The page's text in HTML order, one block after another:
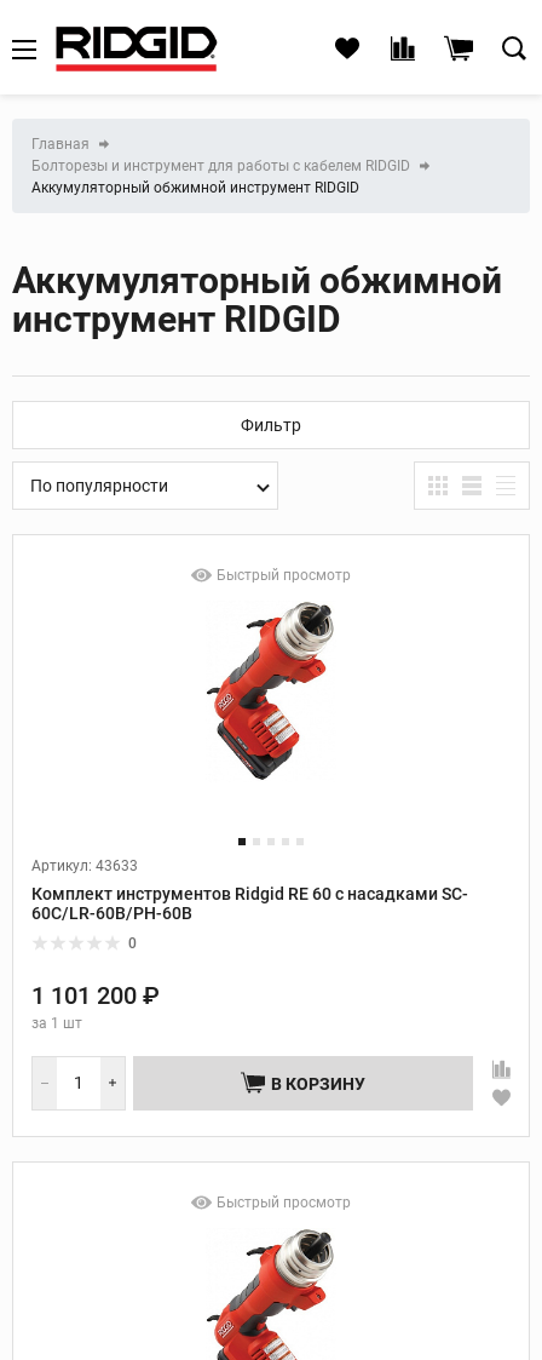
Главная
Болторезы и инструмент для работы с кабелем RIDGID
Аккумуляторный обжимной инструмент RIDGID
Аккумуляторный обжимной
инструмент RIDGID
Фильтр
По популярности
Быстрый просмотр
Артикул: 43633
Комплект инструментов Ridgid RE 60 с насадками SC-
60C/LR-60B/PH-60B
0
1 101 200 ₽
за 1 шт
В КОРЗИНУ
Быстрый просмотр